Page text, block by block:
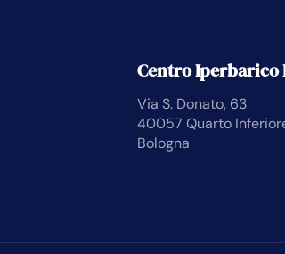
Centro Iperbarico
Via S. Donato, 63
40057 Quarto
Bologna